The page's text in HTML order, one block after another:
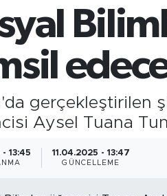
gerçekleştirilen
Aysel Tuana
- 13:45 11.04.2025 - 13:47
GÜNCELLEME